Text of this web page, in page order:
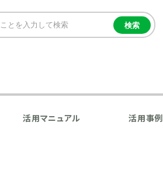
活用マニュアル 活用事例